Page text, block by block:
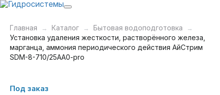
Главная Каталог
Бытовая водоподготовка
Установка удаления жесткости, растворённого железа,
марганца, аммония периодического действия АйСтрим
SDM-8-710/25AA0-pro
Под заказ